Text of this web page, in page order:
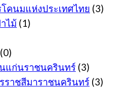
โคนมแห่งประเทศไทย (3)
ไม้ (1)
(0)
แก่นราชนครินทร์ (3)
ราชสีมาราชนครินทร์ (3)